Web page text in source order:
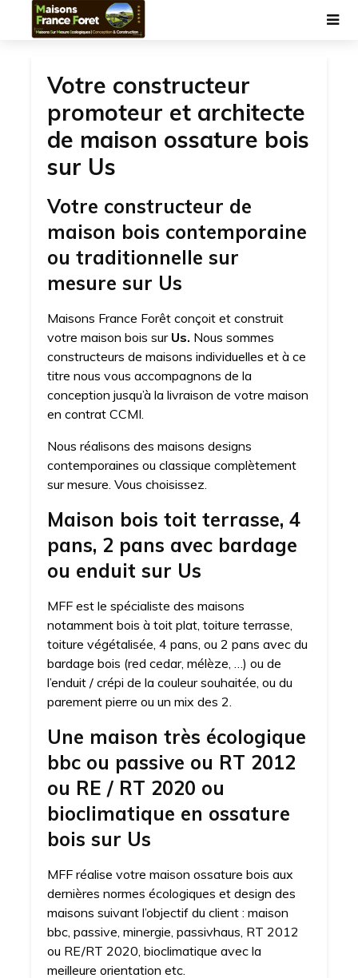
Votre constructeur
promoteur et architecte
de maison ossature bois
sur Us
Votre constructeur de
maison bois contemporaine
ou traditionnelle sur
mesure sur Us
Maisons France Forêt conçoit et construit
votre maison bois sur Us. Nous sommes
constructeurs de maisons individuelles et à ce
titre nous vous accompagnons de la
conception jusqu’à la livraison de votre maison
en contrat CCMI.
Nous réalisons des maisons designs
contemporaines ou classique complètement
sur mesure. Vous choisissez.
Maison bois toit terrasse, 4
pans, 2 pans avec bardage
ou enduit sur Us
MFF est le spécialiste des maisons
notamment bois à toit plat, toiture terrasse,
toiture végétalisée, 4 pans, ou 2 pans avec du
bardage bois (red cedar, mélèze, …) ou de
l’enduit / crépi de la couleur souhaitée, ou du
parement pierre ou un mix des 2.
Une maison très écologique
bbc ou passive ou RT 2012
ou RE / RT 2020 ou
bioclimatique en ossature
bois sur Us
MFF réalise votre maison ossature bois aux
dernières normes écologiques et design des
maisons suivant l’objectif du client : maison
bbc, passive, minergie, passivhaus, RT 2012
ou RE/RT 2020, bioclimatique avec la
meilleure orientation etc.